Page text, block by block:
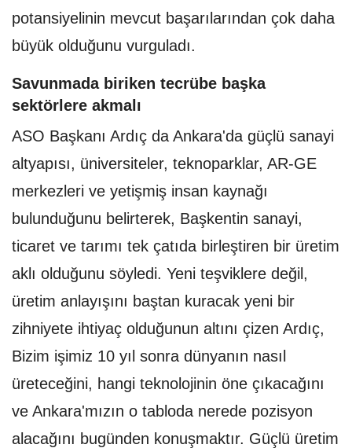
potansiyelinin mevcut başarılarından çok daha
büyük olduğunu vurguladı.
Savunmada biriken tecrübe başka
sektörlere akmalı
ASO Başkanı Ardıç da Ankara'da güçlü sanayi
altyapısı, üniversiteler, teknoparklar, AR-GE
merkezleri ve yetişmiş insan kaynağı
bulunduğunu belirterek, Başkentin sanayi,
ticaret ve tarımı tek çatıda birleştiren bir üretim
aklı olduğunu söyledi. Yeni teşviklere değil,
üretim anlayışını baştan kuracak yeni bir
zihniyete ihtiyaç olduğunun altını çizen Ardıç,
Bizim işimiz 10 yıl sonra dünyanın nasıl
üreteceğini, hangi teknolojinin öne çıkacağını
ve Ankara'mızın o tabloda nerede pozisyon
alacağını bugünden konuşmaktır. Güçlü üretim